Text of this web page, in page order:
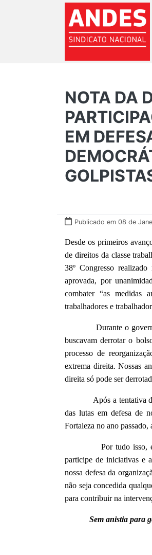
NOTA DA
EM
Publicado em 08 de
Desde os primeiros
de direitos da classe
38º Congresso
aprovada, por
combater “as medidas
trabalhadores e
Durante o governo de
buscavam derrotar o
processo de
extrema direita. Nossas
direita só pode ser
Após a tentativa de
das lutas em defesa de
Fortaleza no ano
Por tudo isso,
participe de iniciativas e
nossa defesa da
não seja concedida
para contribuir na
Sem anistia para